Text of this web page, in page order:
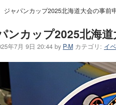
ジャパンカップ2025北海道大会の事前
ンカップ2025北海
年7月 9日 20:44 by P-M カテゴリ: イ